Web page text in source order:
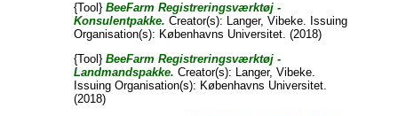
{Tool}BeeFarm Registreringsværktøj -
Konsulentpakke. Creator(s): Langer, Vibeke. Issuing
Organisation(s): Københavns Universitet. (2018)
{Tool}BeeFarm Registreringsværktøj -
Landmandspakke. Creator(s): Langer, Vibeke.
Issuing Organisation(s): Københavns Universitet.
(2018)